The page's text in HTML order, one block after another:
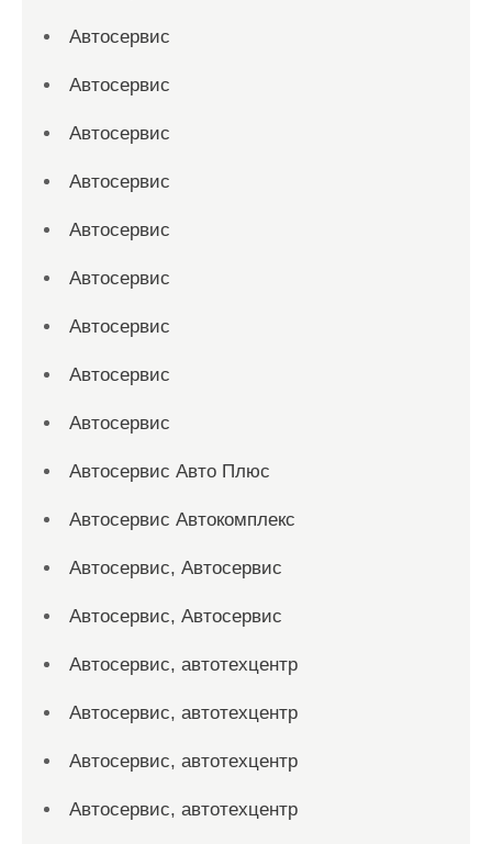
Автосервис
Автосервис
Автосервис
Автосервис
Автосервис
Автосервис
Автосервис
Автосервис
Автосервис
Автосервис Авто Плюс
Автосервис Автокомплекс
Автосервис, Автосервис
Автосервис, Автосервис
Автосервис, автотехцентр
Автосервис, автотехцентр
Автосервис, автотехцентр
Автосервис, автотехцентр